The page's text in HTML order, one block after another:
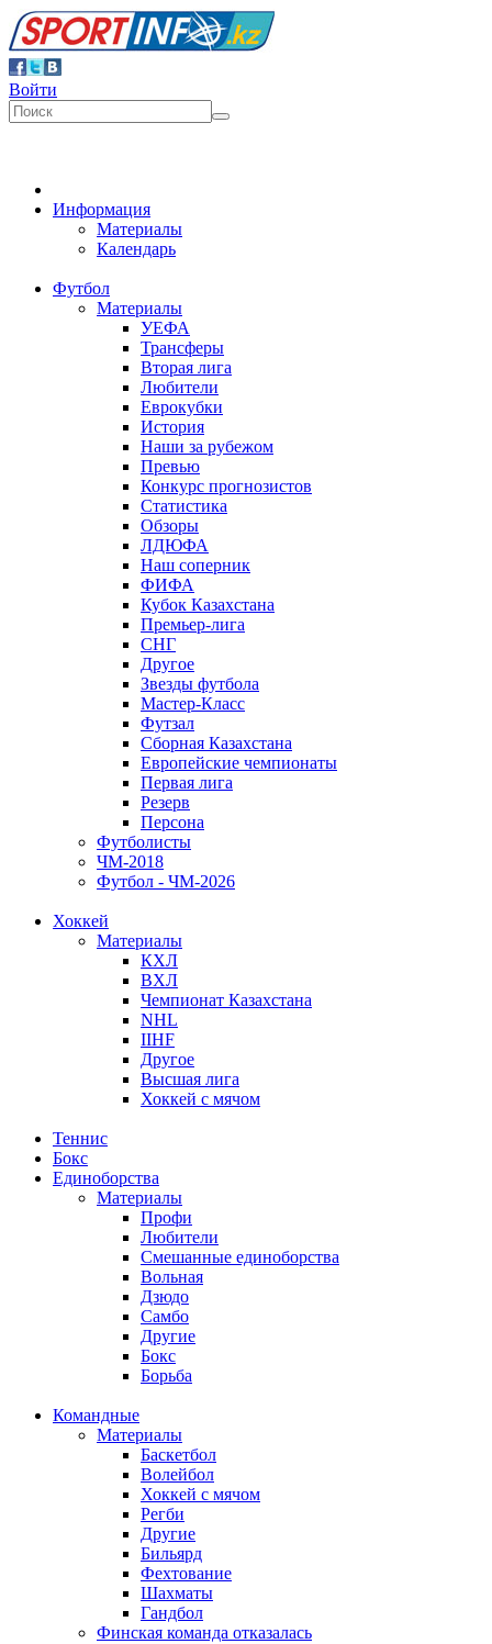
Войти
Информация
Материалы
Календарь
Футбол
Материалы
УЕФА
Трансферы
Вторая лига
Любители
Еврокубки
История
Наши за рубежом
Превью
Конкурс прогнозистов
Статистика
Обзоры
ЛДЮФА
Наш соперник
ФИФА
Кубок Казахстана
Премьер-лига
СНГ
Другое
Звезды футбола
Мастер-Класс
Футзал
Сборная Казахстана
Европейские чемпионаты
Первая лига
Резерв
Персона
Футболисты
ЧМ-2018
Футбол - ЧМ-2026
Хоккей
Материалы
КХЛ
ВХЛ
Чемпионат Казахстана
NHL
IIHF
Другое
Высшая лига
Хоккей с мячом
Теннис
Бокс
Единоборства
Материалы
Профи
Любители
Смешанные единоборства
Вольная
Дзюдо
Самбо
Другие
Бокс
Борьба
Командные
Материалы
Баскетбол
Волейбол
Хоккей с мячом
Регби
Другие
Бильярд
Фехтование
Шахматы
Гандбол
Финская команда отказалась